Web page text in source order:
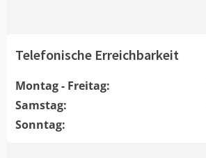
Telefonische Erreichbarkeit
Montag - Freitag:
Samstag:
Sonntag: